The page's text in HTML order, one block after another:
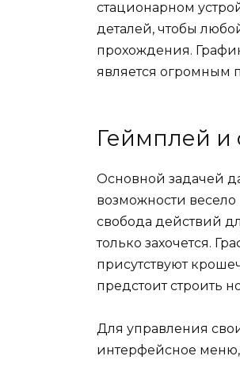
стационарном
деталей, чтобы
прохождения.
является огромным
Геймплей и
Основной задачей
возможности весело
свобода действий
только захочется.
присутствуют
предстоит строить
Для управления
интерфейсное